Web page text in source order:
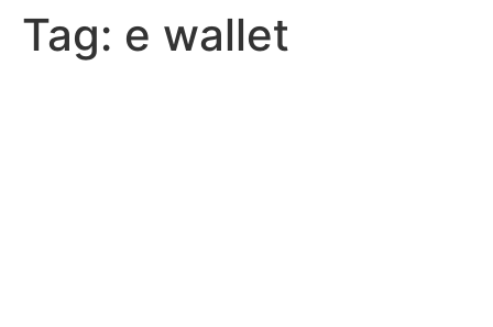
Tag: e wallet